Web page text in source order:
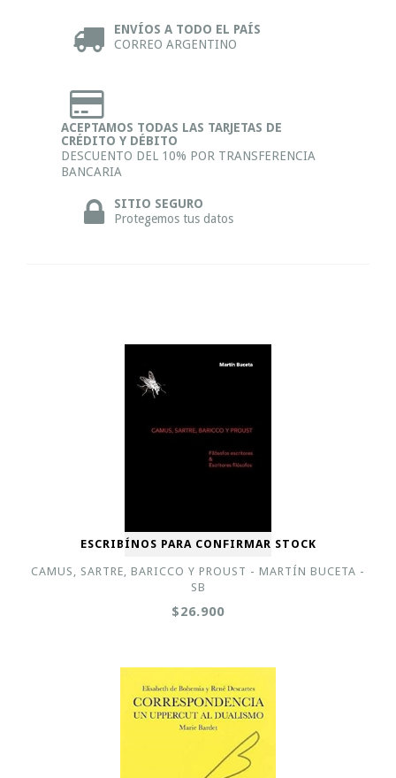
ENVÍOS A TODO EL PAÍS
CORREO ARGENTINO
ACEPTAMOS TODAS LAS TARJETAS DE
CRÉDITO Y DÉBITO
DESCUENTO DEL 10% POR TRANSFERENCIA
BANCARIA
SITIO SEGURO
Protegemos tus datos
ESCRIBÍNOS PARA CONFIRMAR STOCK
CAMUS, SARTRE, BARICCO Y PROUST - MARTÍN BUCETA -
SB
$26.900